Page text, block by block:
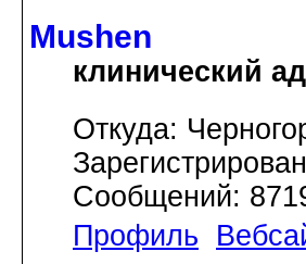
Mushen
клинический
Откуда:
Сообщений:
Профиль